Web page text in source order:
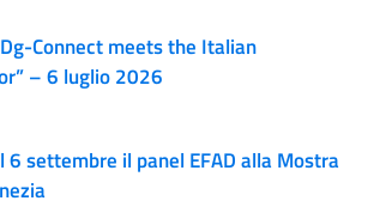
Connect meets the Italian
– 6 luglio 2026
6 settembre il panel EFAD alla Mostra